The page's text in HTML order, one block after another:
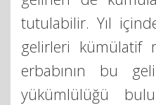
tutulabilir. Yıl
gelirleri kümülatif
erbabının bu
yükümlülüğü